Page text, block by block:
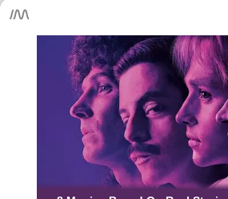
Anasayfa Künye İletişim
Sitene Ekle
MEB Personel –
Haber Portalı Yazılımı